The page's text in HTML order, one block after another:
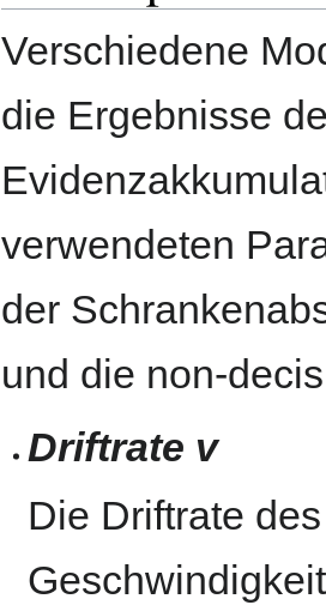
Verschiedene
die Ergebnisse
verwendeten
der
und die non-
Driftrate v
Die Driftrate